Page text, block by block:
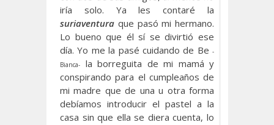
iría solo. Ya les contaré la
suriaventura que pasó mi hermano.
Lo bueno que él sí se divirtió ese
día. Yo me la pasé cuidando de Be -
Bianca-
la borreguita de mi mamá y
conspirando para el cumpleaños de
mi madre que de una u otra forma
debíamos introducir el pastel a la
casa sin que ella se diera cuenta, lo